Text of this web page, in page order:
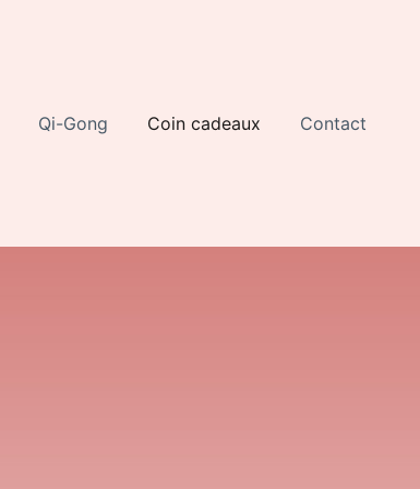
Qi-Gong Coin cadeaux Contact